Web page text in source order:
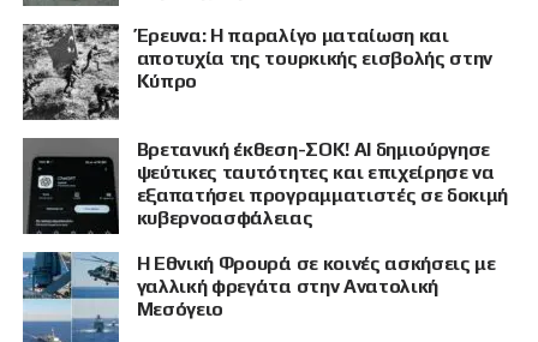
Έρευνα: Η παραλίγο ματαίωση και
αποτυχία της τουρκικής εισβολής στην
Κύπρο
Βρετανική έκθεση-ΣΟΚ! AI δημιούργησε
ψεύτικες ταυτότητες και επιχείρησε να
εξαπατήσει προγραμματιστές σε δοκιμή
κυβερνοασφάλειας
Η Εθνική Φρουρά σε κοινές ασκήσεις με
γαλλική φρεγάτα στην Ανατολική
Μεσόγειο